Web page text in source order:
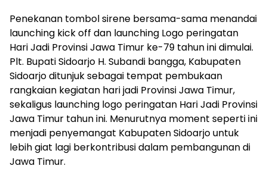
Penekanan tombol sirene bersama-sama menandai
launching kick off dan launching Logo peringatan
Hari Jadi Provinsi Jawa Timur ke-79 tahun ini dimulai.
Plt. Bupati Sidoarjo H. Subandi bangga, Kabupaten
Sidoarjo ditunjuk sebagai tempat pembukaan
rangkaian kegiatan hari jadi Provinsi Jawa Timur,
sekaligus launching logo peringatan Hari Jadi Provinsi
Jawa Timur tahun ini. Menurutnya moment seperti ini
menjadi penyemangat Kabupaten Sidoarjo untuk
lebih giat lagi berkontribusi dalam pembangunan di
Jawa Timur.